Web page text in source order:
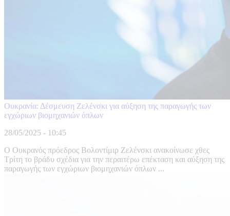
Ουκρανία: Δέσμευση Ζελένσκι για αύξηση της παραγωγής των
εγχώριων βιομηχανιών όπλων
28/05/2025 - 10:45
Ο Ουκρανός πρόεδρος Βολοντίμιρ Ζελένσκι ανακοίνωσε χθες
Τρίτη το βράδυ σχέδια για την περαιτέρω επέκταση και αύξηση της
παραγωγής των εγχώριων βιομηχανιών όπλων ...